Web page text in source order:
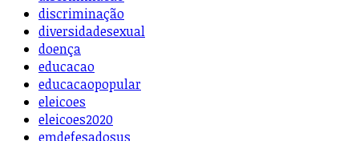
discriminação
diversidadesexual
doença
educacao
educacaopopular
eleicoes
eleicoes2020
emdefesadosus